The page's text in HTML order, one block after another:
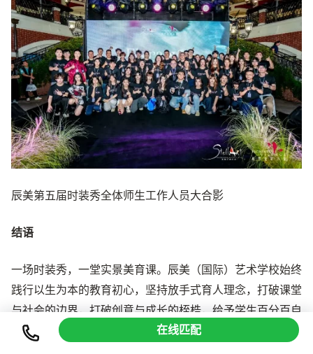
辰美第五届时装秀全体师生工作人员大合影
结语
一场时装秀，一堂实景美育课。辰美（国际）艺术学校始终
践行以生为本的教育初心，坚持放手式育人理念，打破课堂
与社会的边界，打破创意与成长的桎梏，给予学生百分百自
主发挥、自主试错、自主成长的广阔空间，让创意不受束
在线匹配